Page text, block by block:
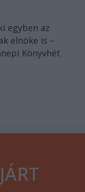
egyben az
elnöke is –
Könyvhét